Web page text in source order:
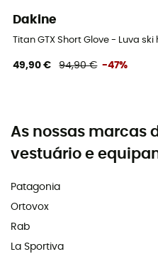
Dakine
Titan GTX Short Glove - Luva
49,90 € 94,90 € -47%
As nossas marcas
vestuário e
Patagonia
Ortovox
Rab
La Sportiva